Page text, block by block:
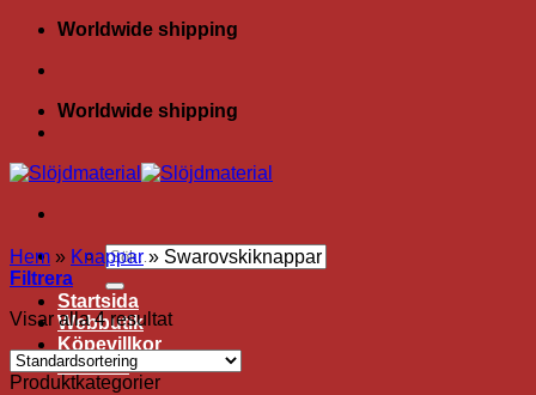
Skip
content
Worldwide shipping
Worldwide shipping
Sök
efter:
Startsida
Webbutik
Köpevillkor
Kontakt
Hem » Knappar » Swarovskiknappar
Filtrera
Visar alla 4 resultat
Produktkategorier